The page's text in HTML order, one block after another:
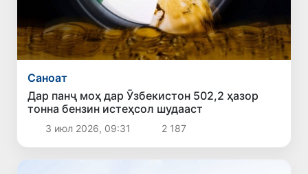
Саноат
Дар панҷ моҳ дар Ӯзбекистон 502,2 ҳазор
тонна бензин истеҳсол шудааст
3 июл 2026, 09:31 2 187